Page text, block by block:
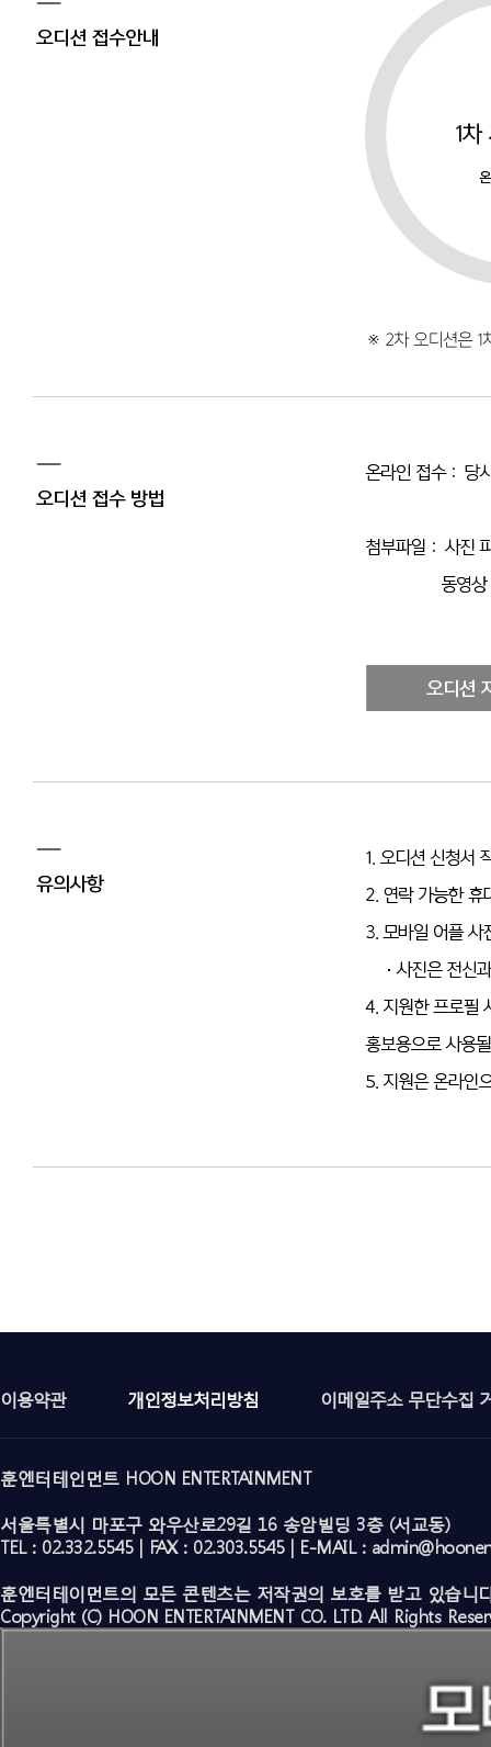
이용약관 개인정보처리방침 이메일주소 무단수집
훈엔터테인먼트 HOON ENTERTAINMENT
서울특별시 마포구 와우산로29길 16 송암빌딩 3층 (서교동)
TEL : 02.332.5545 | FAX : 02.303.5545 | E-MAIL :
훈엔터테이먼트의 모든 콘텐츠는 저작권의 보호를 받고 있습니
Copyright (C) HOON ENTERTAINMENT CO. LTD. All Rights